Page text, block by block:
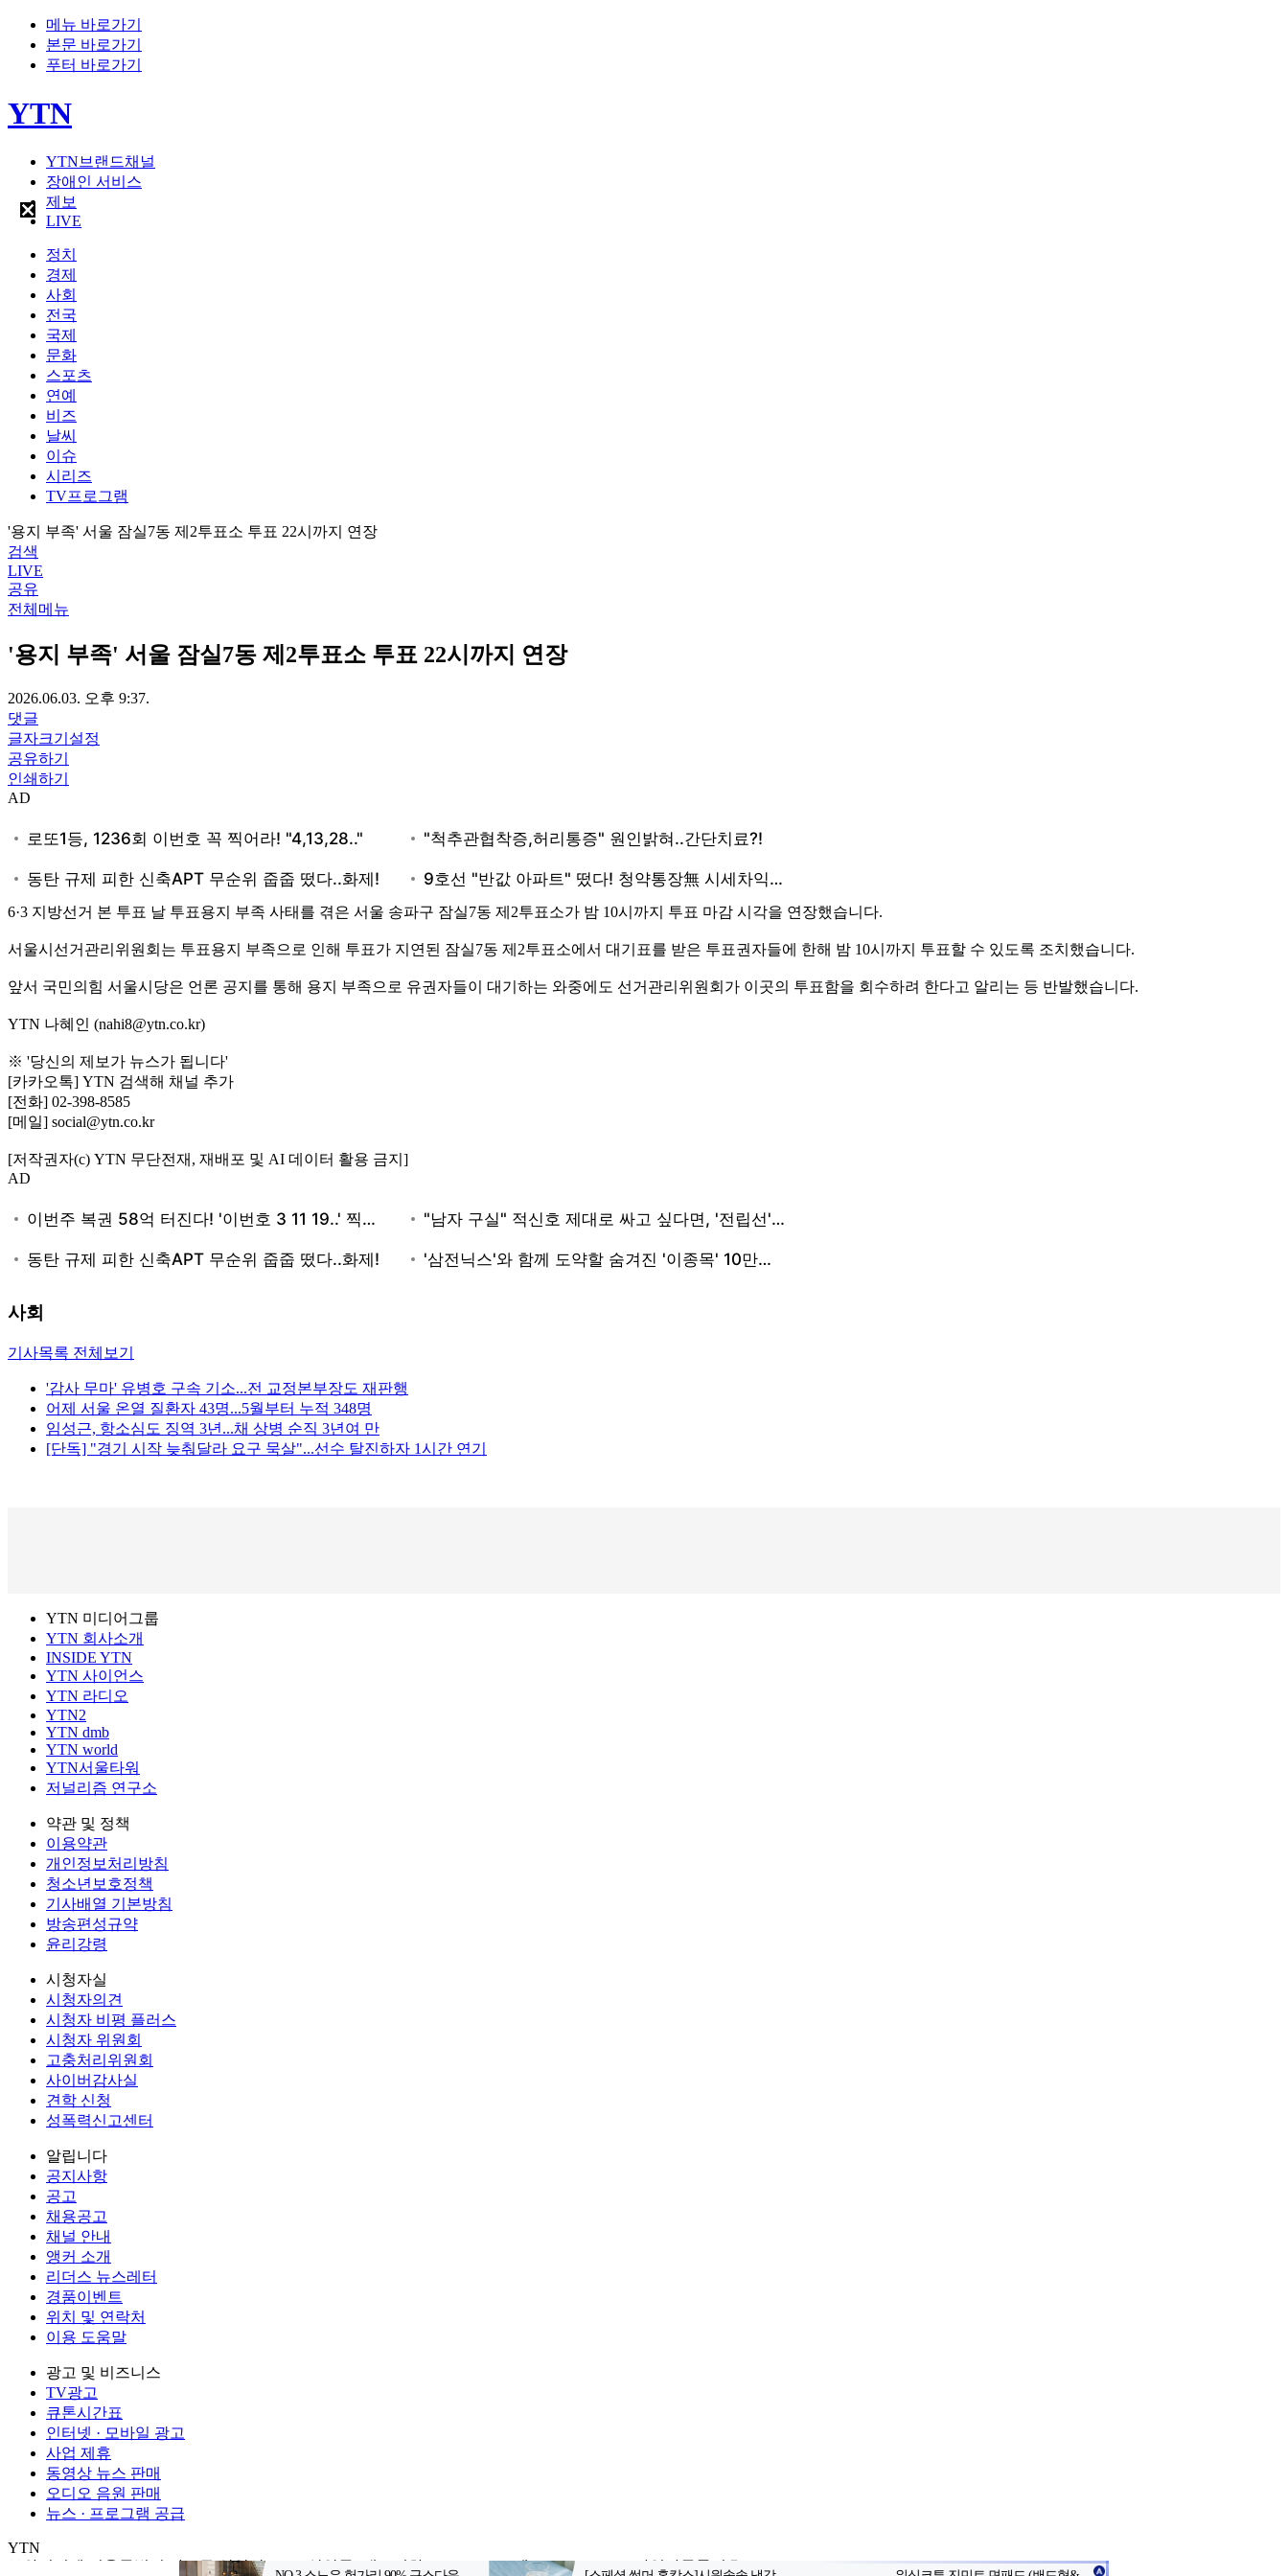
메뉴 바로가기
본문 바로가기
푸터 바로가기
YTN
YTN브랜드채널
장애인 서비스
제보
LIVE
정치
경제
사회
전국
국제
문화
스포츠
연예
비즈
날씨
이슈
시리즈
TV프로그램
'용지 부족' 서울 잠실7동 제2투표소 투표 22시까지 연장
검색
LIVE
공유
전체메뉴
'용지 부족' 서울 잠실7동 제2투표소 투표 22시까지 연장
2026.06.03. 오후 9:37.
댓글
글자크기설정
공유하기
인쇄하기
AD
6·3 지방선거 본 투표 날 투표용지 부족 사태를 겪은 서울 송파구 잠실7동 제2투표소가 밤 10시까지 투표 마감 시각을 연장했습니다.
서울시선거관리위원회는 투표용지 부족으로 인해 투표가 지연된 잠실7동 제2투표소에서 대기표를 받은 투표권자들에 한해 밤 10시까지 투표할 수 있도록 조치했습니다.
앞서 국민의힘 서울시당은 언론 공지를 통해 용지 부족으로 유권자들이 대기하는 와중에도 선거관리위원회가 이곳의 투표함을 회수하려 한다고 알리는 등 반발했습니다.
YTN 나혜인 (nahi8@ytn.co.kr)
※ '당신의 제보가 뉴스가 됩니다'
[카카오톡] YTN 검색해 채널 추가
[전화] 02-398-8585
[메일] social@ytn.co.kr
[저작권자(c) YTN 무단전재, 재배포 및 AI 데이터 활용 금지]
AD
사회
기사목록 전체보기
'감사 무마' 유병호 구속 기소...전 교정본부장도 재판행
어제 서울 온열 질환자 43명...5월부터 누적 348명
임성근, 항소심도 징역 3년...채 상병 순직 3년여 만
[단독] "경기 시작 늦춰달라 요구 묵살"...선수 탈진하자 1시간 연기
YTN 미디어그룹
YTN 회사소개
INSIDE YTN
YTN 사이언스
YTN 라디오
YTN2
YTN dmb
YTN world
YTN서울타워
저널리즘 연구소
약관 및 정책
이용약관
개인정보처리방침
청소년보호정책
기사배열 기본방침
방송편성규약
윤리강령
시청자실
시청자의견
시청자 비평 플러스
시청자 위원회
고충처리위원회
사이버감사실
견학 신청
성폭력신고센터
알립니다
공지사항
공고
채용공고
채널 안내
앵커 소개
리더스 뉴스레터
경품이벤트
위치 및 연락처
이용 도움말
광고 및 비즈니스
TV광고
큐톤시간표
인터넷 · 모바일 광고
사업 제휴
동영상 뉴스 판매
오디오 음원 판매
뉴스 · 프로그램 공급
YTN
㈜와이티엔
서울특별시 마포구 상암산로 76 (상암동) 대표전화: 02-398-8000 팩스: 02-398-8129 사업자등록번호: 102-81-32883